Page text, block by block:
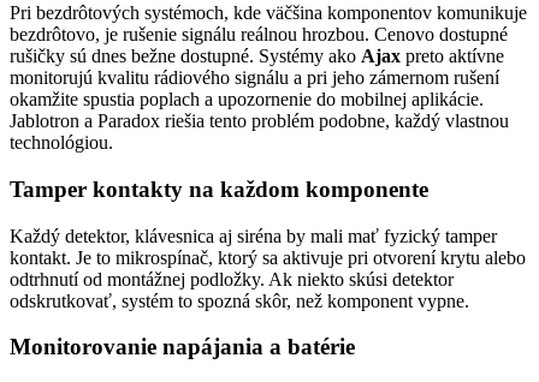
Pri bezdrôtových systémoch, kde väčšina komponentov komunikuje
bezdrôtovo, je rušenie signálu reálnou hrozbou. Cenovo dostupné
rušičky sú dnes bežne dostupné. Systémy ako Ajax preto aktívne
monitorujú kvalitu rádiového signálu a pri jeho zámernom rušení
okamžite spustia poplach a upozornenie do mobilnej aplikácie.
Jablotron a Paradox riešia tento problém podobne, každý vlastnou
technológiou.
Tamper kontakty na každom komponente
Každý detektor, klávesnica aj siréna by mali mať fyzický tamper
kontakt. Je to mikrospínač, ktorý sa aktivuje pri otvorení krytu alebo
odtrhnutí od montážnej podložky. Ak niekto skúsi detektor
odskrutkovať, systém to spozná skôr, než komponent vypne.
Monitorovanie napájania a batérie